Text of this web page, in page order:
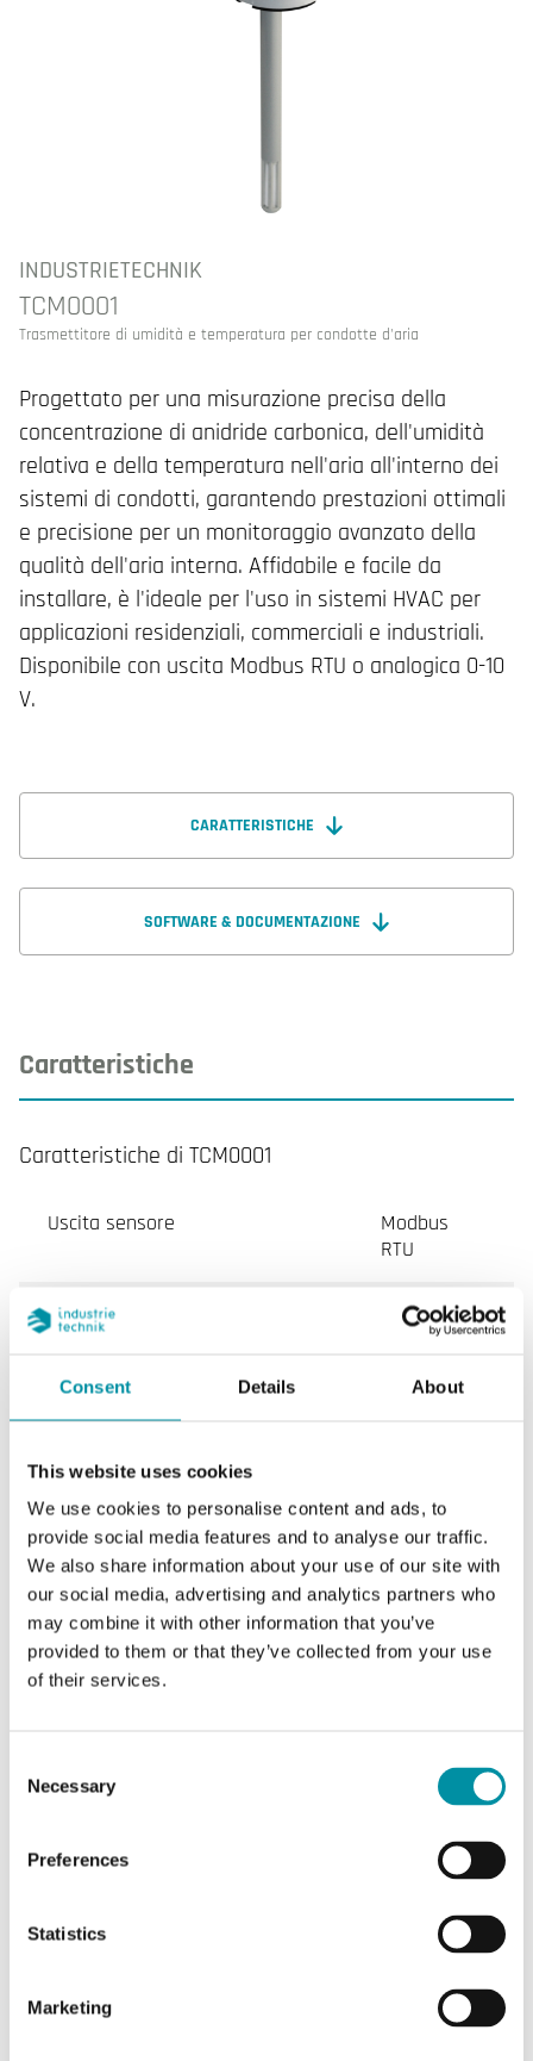
Consent Details About
This website uses cookies
We use cookies to personalise content and ads, to
provide social media features and to analyse our traffic.
We also share information about your use of our site with
our social media, advertising and analytics partners who
may combine it with other information that you’ve
provided to them or that they’ve collected from your use
of their services.
Selection
Necessary
Preferences
Statistics
Marketing
INDUSTRIETECHNIK
TCM0001
Trasmettitore di umidità e temperatura per condotte d'aria
Progettato per una misurazione precisa della
concentrazione di anidride carbonica, dell'umidità
relativa e della temperatura nell'aria all'interno dei
sistemi di condotti, garantendo prestazioni ottimali
e precisione per un monitoraggio avanzato della
qualità dell'aria interna. Affidabile e facile da
installare, è l'ideale per l'uso in sistemi HVAC per
applicazioni residenziali, commerciali e industriali.
Disponibile con uscita Modbus RTU o analogica 0-10
V.
CARATTERISTICHE
SOFTWARE & DOCUMENTAZIONE
Caratteristiche
Caratteristiche di TCM0001
Uscita sensore
Modbus
RTU
Display No
Lunghezza del tubo 23 cm
Impedenza di carico uscita
analogica 0...10 V
>10 kΩ
Intervallo di misura, temp -20…70 °C
Uscita temperatura
Grigio (RAL
temperatura per condotte d'aria